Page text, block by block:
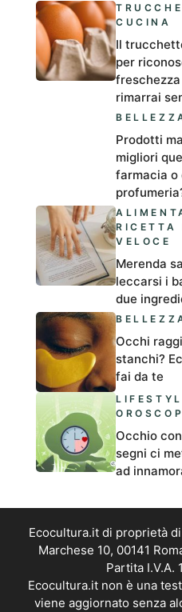
CUCINA
Il
per
rimarrai
Prodotti
migliori
farmacia o
RICETTA
VELOCE
Merenda
leccarsi i
due
Occhi
stanchi?
fai da te
Occhio
segni ci
ad
Ecocultura.it di proprietà
Marchese 10, 00141
Partita I.V.A.
Ecocultura.it non è una
viene aggiornato senza